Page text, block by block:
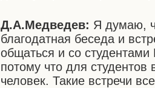
Д.А.Медведев: Я думаю,
благодатная беседа и
общаться и со
потому что для
человек. Такие встречи